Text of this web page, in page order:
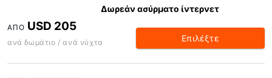
Δωρεάν ασύρματο ίντερνετ
ΑΠΌ USD 205
ανά δωμάτιο / ανά νύχτα Επιλέξτε